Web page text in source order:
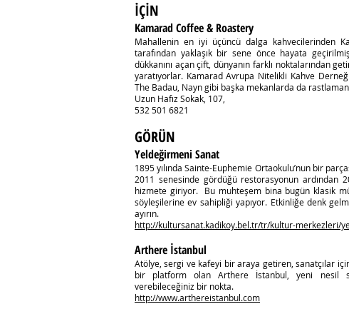
İÇİN
Kamarad Coffee & Roastery
Mahallenin en iyi üçüncü dalga kahvecilerinden
tarafından yaklaşık bir sene önce hayata
dükkanını açan çift, dünyanın farklı noktalarından
yaratıyorlar. Kamarad Avrupa Nitelikli Kahve
The Badau, Nayn gibi başka mekanlarda da
Uzun Hafız Sokak, 107,
532 501 6821
GÖRÜN
Yeldeğirmeni Sanat
1895 yılında Sainte-Euphemie Ortaokulu’nun bir
2011 senesinde gördüğü restorasyonun ardından
hizmete giriyor. Bu muhteşem bina bugün klasik
söyleşilerine ev sahipliği yapıyor. Etkinliğe denk
ayırın.
http://kultursanat.kadikoy.bel.tr/tr/kultur-merkezleri/
Arthere İstanbul
Atölye, sergi ve kafeyi bir araya getiren, sanatçılar
bir platform olan Arthere İstanbul, yeni nesil
verebileceğiniz bir nokta.
http://www.arthereistanbul.com